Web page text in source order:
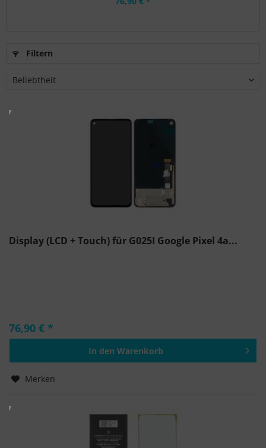
Filtern
Display (LCD + Touch) für G025I Google Pixel 4a...
76,90 € *
In den Warenkorb
Merken